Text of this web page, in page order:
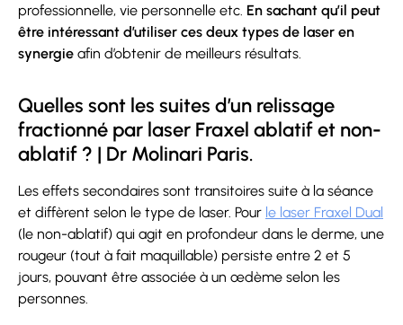
professionnelle, vie personnelle etc. En sachant qu’il peut
être intéressant d’utiliser ces deux types de laser en
synergie afin d’obtenir de meilleurs résultats.
Quelles sont les suites d’un relissage
fractionné par laser Fraxel ablatif et non-
ablatif ? | Dr Molinari Paris.
Les effets secondaires sont transitoires suite à la séance
et diffèrent selon le type de laser. Pour le laser Fraxel Dual
(le non-ablatif) qui agit en profondeur dans le derme, une
rougeur (tout à fait maquillable) persiste entre 2 et 5
jours, pouvant être associée à un œdème selon les
personnes.